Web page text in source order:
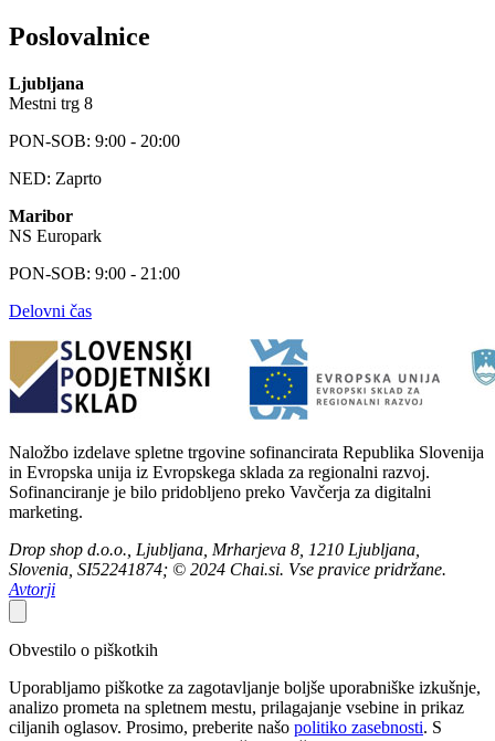
Poslovalnice
Ljubljana
Mestni trg 8
PON-SOB: 9:00 - 20:00
NED: Zaprto
Maribor
NS Europark
PON-SOB: 9:00 - 21:00
Delovni čas
Naložbo izdelave spletne trgovine sofinancirata Republika Slovenija
in Evropska unija iz Evropskega sklada za regionalni razvoj.
Sofinanciranje je bilo pridobljeno preko Vavčerja za digitalni
marketing.
Drop shop d.o.o., Ljubljana, Mrharjeva 8, 1210 Ljubljana,
Slovenia, SI52241874; © 2024 Chai.si. Vse pravice pridržane.
Avtorji